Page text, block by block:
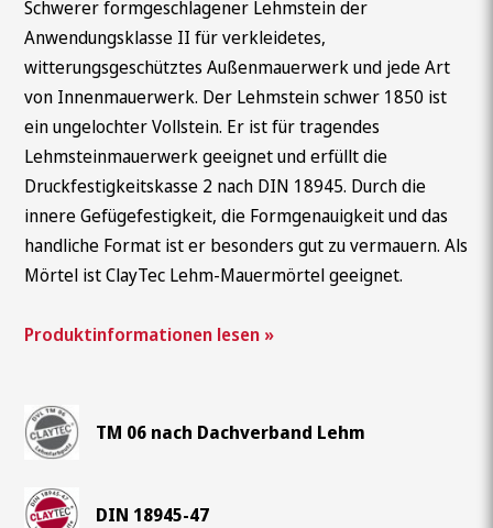
Schwerer formgeschlagener Lehmstein der
Anwendungsklasse II für verkleidetes,
witterungsgeschütztes Außenmauerwerk und jede Art
von Innenmauerwerk. Der Lehmstein schwer 1850 ist
ein ungelochter Vollstein. Er ist für tragendes
Lehmsteinmauerwerk geeignet und erfüllt die
Druckfestigkeitskasse 2 nach DIN 18945. Durch die
innere Gefügefestigkeit, die Formgenauigkeit und das
handliche Format ist er besonders gut zu vermauern. Als
Mörtel ist ClayTec Lehm-Mauermörtel geeignet.
Produktinformationen lesen »
TM 06 nach Dachverband Lehm
DIN 18945-47